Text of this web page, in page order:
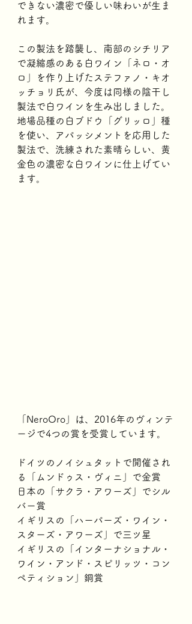
できない濃密で優しい味わいが生ま
れます。
この製法を踏襲し、南部のシチリア
で凝縮感のある白ワイン「ネロ・オ
ロ」を作り上げたステファノ・キオ
ッチョリ氏が、今度は同様の陰干し
製法で白ワインを生み出しました。
地場品種の白ブドウ「グリッロ」種
を使い、アパッシメントを応用した
製法で、洗練された素晴らしい、黄
金色の濃密な白ワインに仕上げてい
ます。
「NeroOro」は、2016年のヴィンテ
ージで4つの賞を受賞しています。
ドイツのノイシュタットで開催され
る「ムンドゥス・ヴィニ」で金賞
日本の「サクラ・アワーズ」でシル
バー賞
イギリスの「ハーパーズ・ワイン・
スターズ・アワーズ」で三ツ星
イギリスの「インターナショナル・
ワイン・アンド・スピリッツ・コン
ペティション」銅賞